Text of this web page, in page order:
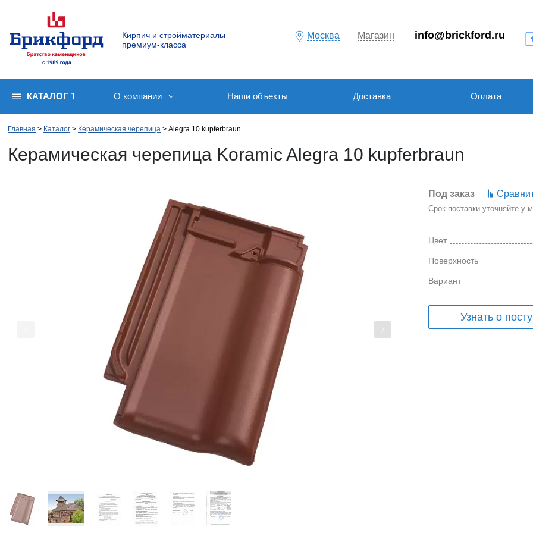
Кирпич и стройматериалы
премиум-класса
Москва Магазин info@brickford.ru
КАТАЛОГ ТОВАРОВО компании Наши объекты Доставка Оплата
Главная Каталог Керамическая черепица Alegra 10 kupferbraun
Керамическая черепица Koramic Alegra 10 kupferbraun
Под заказ
Срок поставки уточняйте у
Цвет
Поверхность
Вариант
Узнать о